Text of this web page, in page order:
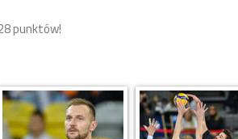
punktów!